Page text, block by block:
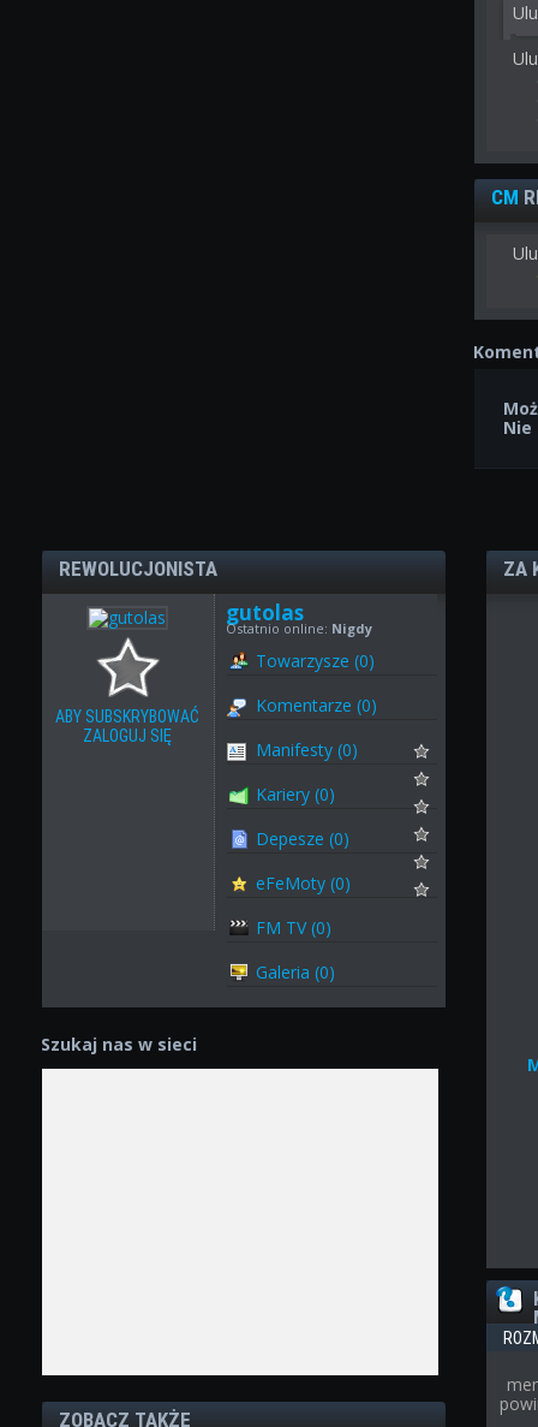
CM
REWOLUCJONISTA
ABY SUBSKRYBOWAĆ
ZALOGUJ SIĘ
gutolas
Ostatnio online: Nigdy
Towarzysze (0)
Komentarze (0)
Manifesty (0)
Kariery (0)
Depesze (0)
eFeMoty (0)
FM TV (0)
Galeria (0)
Szukaj nas w sieci
ZOBACZ TAKŻE
ZA